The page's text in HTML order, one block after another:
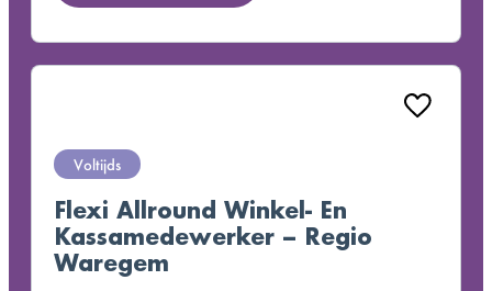
Voltijds
Flexi Allround Winkel- En
Kassamedewerker – Regio
Waregem